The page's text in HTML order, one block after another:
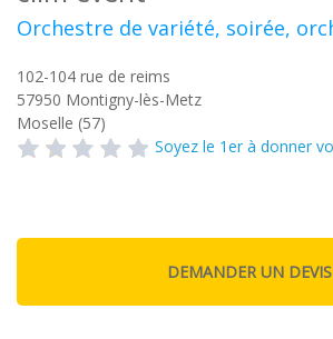
Orchestre de variété, soirée,
102-104 rue de reims
57950 Montigny-lès-Metz
Moselle (57)
Soyez le 1er à donner